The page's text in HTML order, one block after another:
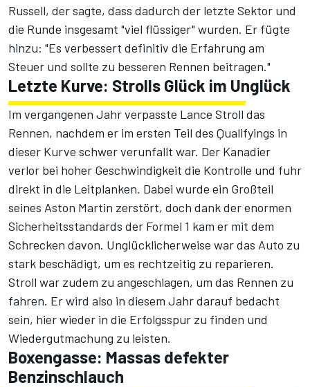
Russell, der sagte, dass dadurch der letzte Sektor und
die Runde insgesamt "viel flüssiger" wurden. Er fügte
hinzu: "Es verbessert definitiv die Erfahrung am
Steuer und sollte zu besseren Rennen beitragen."
Letzte Kurve: Strolls Glück im Unglück
Im vergangenen Jahr verpasste Lance Stroll das
Rennen, nachdem er im ersten Teil des Qualifyings in
dieser Kurve schwer verunfallt war. Der Kanadier
verlor bei hoher Geschwindigkeit die Kontrolle und fuhr
direkt in die Leitplanken. Dabei wurde ein Großteil
seines Aston Martin zerstört, doch dank der enormen
Sicherheitsstandards der Formel 1 kam er mit dem
Schrecken davon. Unglücklicherweise war das Auto zu
stark beschädigt, um es rechtzeitig zu reparieren.
Stroll war zudem zu angeschlagen, um das Rennen zu
fahren. Er wird also in diesem Jahr darauf bedacht
sein, hier wieder in die Erfolgsspur zu finden und
Wiedergutmachung zu leisten.
Boxengasse: Massas defekter
Benzinschlauch